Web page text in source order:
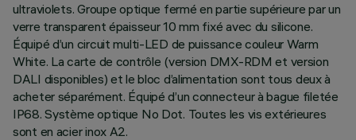
ultraviolets. Groupe optique fermé en partie supérieure par un
verre transparent épaisseur 10 mm fixé avec du silicone.
Équipé d’un circuit multi-LED de puissance couleur Warm
White. La carte de contrôle (version DMX-RDM et version
DALI disponibles) et le bloc d’alimentation sont tous deux à
acheter séparément. Équipé d’un connecteur à bague filetée
IP68. Système optique No Dot. Toutes les vis extérieures
sont en acier inox A2.